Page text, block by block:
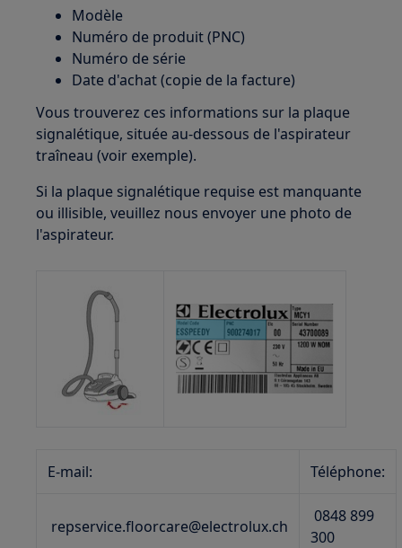
Modèle
Numéro de produit (PNC)
Numéro de série
Date d'achat (copie de la facture)
Vous trouverez ces informations sur la plaque
signalétique, située au-dessous de l'aspirateur
traîneau (voir exemple).
Si la plaque signalétique requise est manquante
ou illisible, veuillez nous envoyer une photo de
l'aspirateur.
E-mail: Téléphone:
repservice.floorcare@electrolux.ch
0848 899
300